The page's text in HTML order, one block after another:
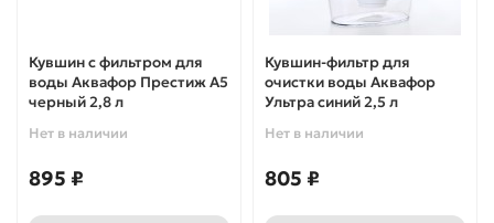
Кувшин с фильтром для
воды Аквафор Престиж А5
черный 2,8 л
Нет в наличии
895 ₽
Кувшин-фильтр для
очистки воды Аквафор
Ультра синий 2,5 л
Нет в наличии
805 ₽